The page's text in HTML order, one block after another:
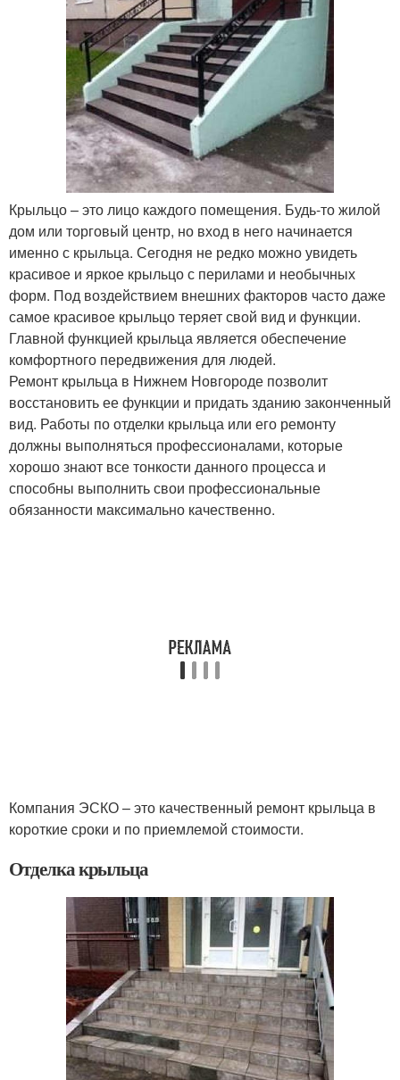
Крыльцо – это лицо каждого помещения. Будь-то жилой
дом или торговый центр, но вход в него начинается
именно с крыльца. Сегодня не редко можно увидеть
красивое и яркое крыльцо с перилами и необычных
форм. Под воздействием внешних факторов часто даже
самое красивое крыльцо теряет свой вид и функции.
Главной функцией крыльца является обеспечение
комфортного передвижения для людей.
Ремонт крыльца в Нижнем Новгороде позволит
восстановить ее функции и придать зданию законченный
вид. Работы по отделки крыльца или его ремонту
должны выполняться профессионалами, которые
хорошо знают все тонкости данного процесса и
способны выполнить свои профессиональные
обязанности максимально качественно.
Компания ЭСКО – это качественный ремонт крыльца в
короткие сроки и по приемлемой стоимости.
Отделка крыльца